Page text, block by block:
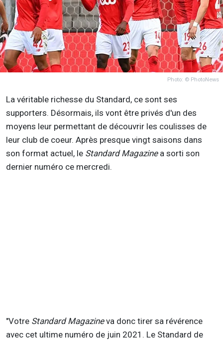
Photo: © PhotoNews
La véritable richesse du Standard, ce sont ses
supporters. Désormais, ils vont être privés d'un des
moyens leur permettant de découvrir les coulisses de
leur club de coeur. Après presque vingt saisons dans
son format actuel, le Standard Magazinea sorti son
dernier numéro ce mercredi.
"Votre Standard Magazineva donc tirer sa révérence
avec cet ultime numéro de juin 2021. Le Standard de